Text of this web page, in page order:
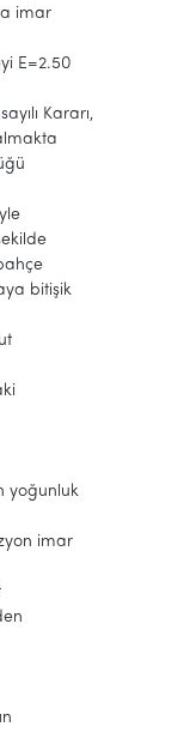
imar
E=2.50
Kararı,
bitişik
yoğunluk
imar